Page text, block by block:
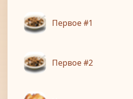
Первое #1
Первое #2